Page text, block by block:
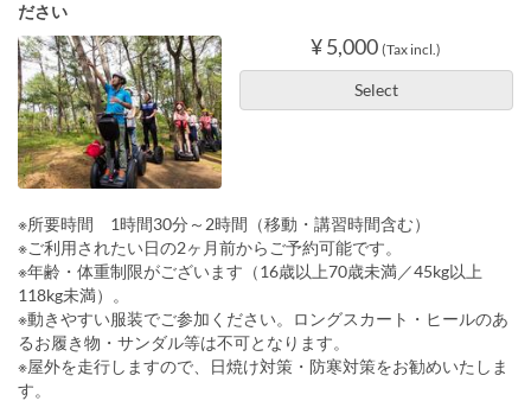
ださい
¥ 5,000 (Tax incl.)
Select
※所要時間 1時間30分～2時間（移動・講習時間含む）
※ご利用されたい日の2ヶ月前からご予約可能です。
※年齢・体重制限がございます（16歳以上70歳未満／45kg以上
118kg未満）。
※動きやすい服装でご参加ください。ロングスカート・ヒールのあ
るお履き物・サンダル等は不可となります。
※屋外を走行しますので、日焼け対策・防寒対策をお勧めいたしま
す。